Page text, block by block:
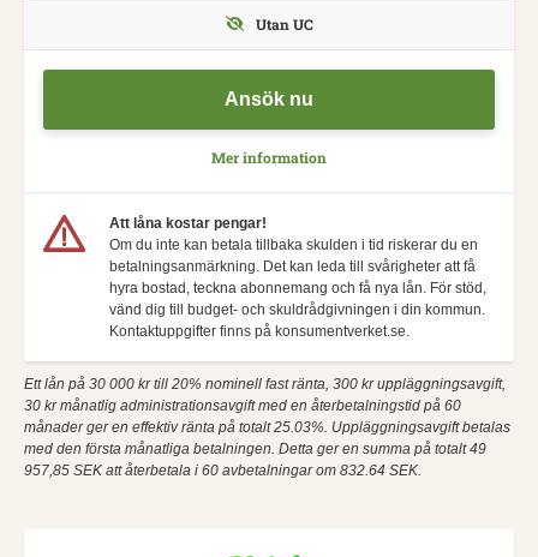
Ansök nu
Mer information
Utan UC
Att låna kostar pengar!
Om du inte kan betala tillbaka skulden i tid riskerar du en
betalningsanmärkning. Det kan leda till svårigheter att få
hyra bostad, teckna abonnemang och få nya lån. För stöd,
vänd dig till budget- och skuldrådgivningen i din kommun.
Kontaktuppgifter finns på konsumentverket.se.
Ett lån på 30 000 kr till 20% nominell fast ränta, 300 kr uppläggningsavgift,
30 kr månatlig administrationsavgift med en återbetalningstid på 60
månader ger en effektiv ränta på totalt 25.03%. Uppläggningsavgift betalas
med den första månatliga betalningen. Detta ger en summa på totalt 49
957,85 SEK att återbetala i 60 avbetalningar om 832.64 SEK.